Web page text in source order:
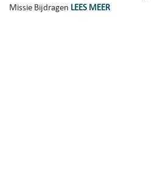
Missie Bijdragen LEES MEER